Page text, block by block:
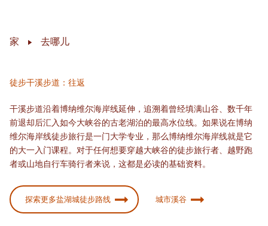
家 去哪儿
徒步干溪步道：往返
干溪步道沿着博纳维尔海岸线延伸，追溯着曾经填满山谷、数千年
前退却后汇入如今大峡谷的古老湖泊的最高水位线。如果说在博纳
维尔海岸线徒步旅行是一门大学专业，那么博纳维尔海岸线就是它
的大一入门课程。对于任何想要穿越大峡谷的徒步旅行者、越野跑
者或山地自行车骑行者来说，这都是必读的基础资料。
探索更多盐湖城徒步路线 城市溪谷